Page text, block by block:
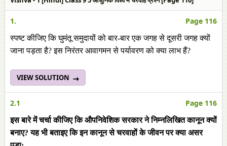
1. Page 116
स्पष्ट कीजिए कि घुमंतू समुदायों को बार-बार एक जगह से दूसरी जगह क्यों
जाना पड़ता है? इस निरंतर आवागमन से पर्यावरण को क्या लाभ हैं?
VIEW SOLUTION
2.1 Page 116
इस बारे में चर्चा कीजिए कि औपनिवेशिक सरकार ने निम्नलिखित कानून क्यों
बनाए? यह भी बताइए कि इन कानून से चरवाहों के जीवन पर क्या असर